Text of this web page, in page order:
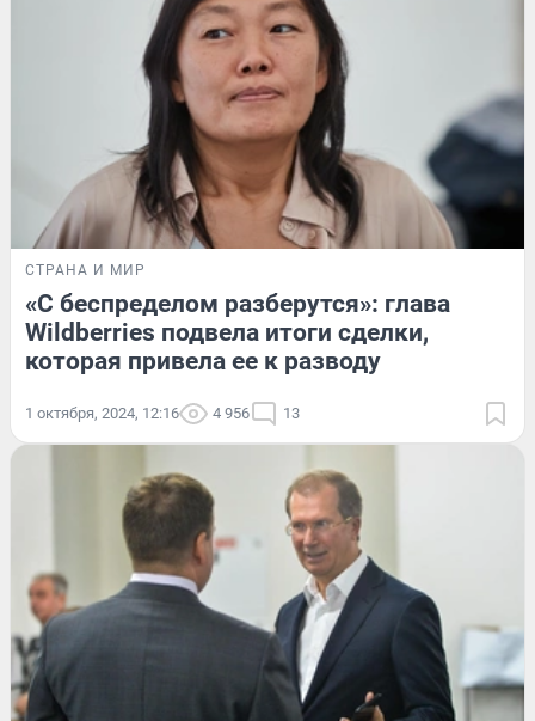
СТРАНА И МИР
«С беспределом разберутся»: глава
Wildberries подвела итоги сделки,
которая привела ее к разводу
1 октября, 2024, 12:16 4 956 13